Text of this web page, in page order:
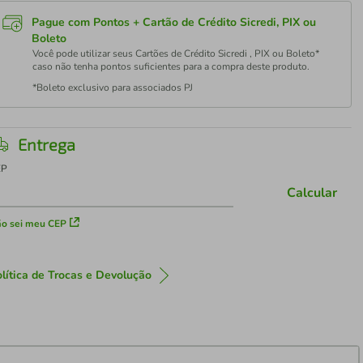
Pague com Pontos + Cartão de Crédito Sicredi, PIX ou
Boleto
Você pode utilizar seus Cartões de Crédito Sicredi , PIX ou Boleto*
caso não tenha pontos suficientes para a compra deste produto.
*Boleto exclusivo para associados PJ
Entrega
sei meu CEP
Calcular
de Trocas e Devolução